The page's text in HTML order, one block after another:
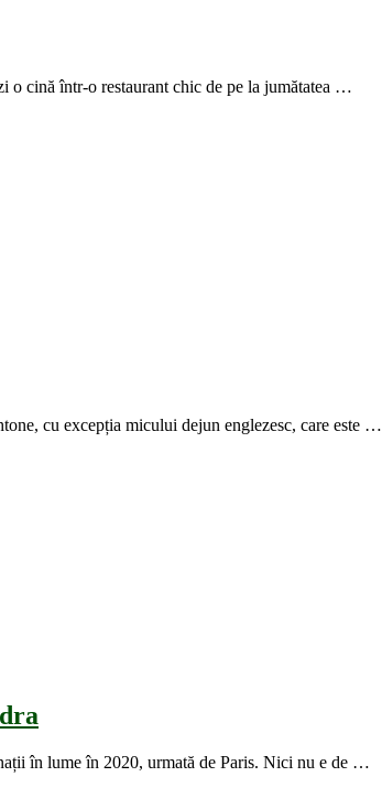
o cină într-o restaurant chic de pe la jumătatea …
cu excepția micului dejun englezesc, care este …
în lume în 2020, urmată de Paris. Nici nu e de …